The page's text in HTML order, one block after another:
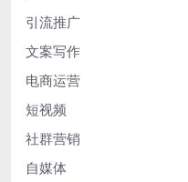
引流推广
文案写作
电商运营
短视频
社群营销
自媒体